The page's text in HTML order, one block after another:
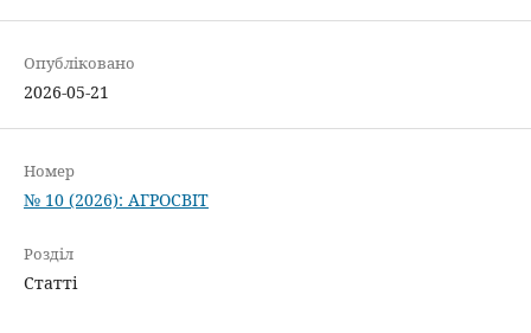
Опубліковано
2026-05-21
Номер
№ 10 (2026): АГРОСВІТ
Розділ
Статті